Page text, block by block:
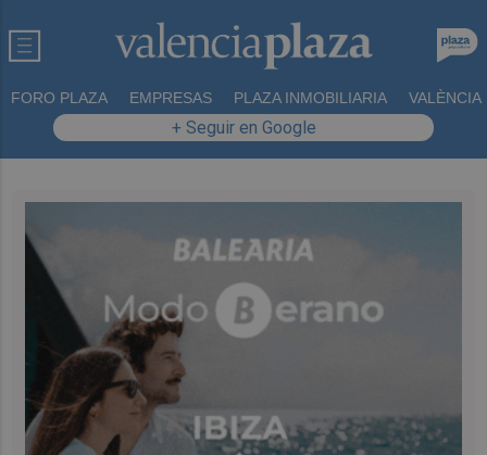
FORO PLAZA EMPRESAS PLAZA INMOBILIARIA VALÈNCIA
+ Seguir en Google